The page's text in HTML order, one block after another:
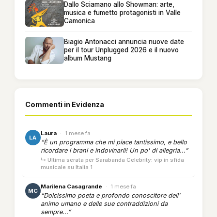
Dallo Sciamano allo Showman: arte,
musica e fumetto protagonisti in Valle
Camonica
Biagio Antonacci annuncia nuove date
per il tour Unplugged 2026 e il nuovo
album Mustang
Commenti in Evidenza
LA
Laura · 1 mese fa
“È un programma che mi piace tantissimo, e bello
ricordare i brani e indovinarli! Un po' di allegria...”
↳ Ultima serata per Sarabanda Celebrity: vip in sfida
musicale su Italia 1
MC
Marilena Casagrande · 1 mese fa
“Dolcissimo poeta e profondo conoscitore dell'
animo umano e delle sue contraddizioni da
sempre...”